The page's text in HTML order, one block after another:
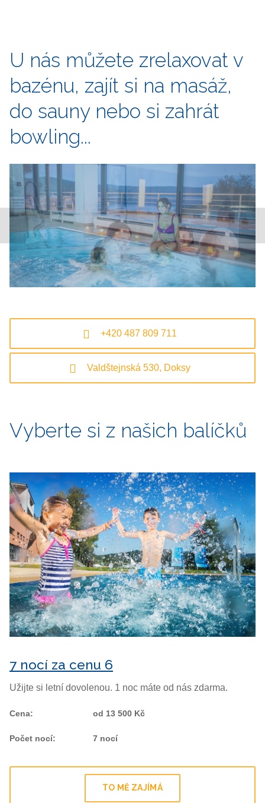
U nás můžete zrelaxovat v
bazénu, zajít si na masáž,
do sauny nebo si zahrát
bowling...
+420 487 809 711
Valdštejnská 530, Doksy
Vyberte si z našich balíčků
7 nocí za cenu 6
Užijte si letní dovolenou. 1 noc máte od nás zdarma.
Cena: od 13 500 Kč
Počet nocí: 7 nocí
TO MĚ ZAJÍMÁ